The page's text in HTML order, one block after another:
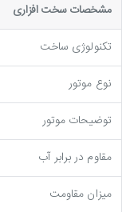
مشخصات سخت افزاری
تکنولوژی ساخت
نوع موتور
توضیحات موتور
مقاوم در برابر آب
میزان مقاومت